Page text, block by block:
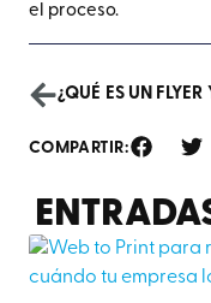
el proceso.
COMPARTIR: